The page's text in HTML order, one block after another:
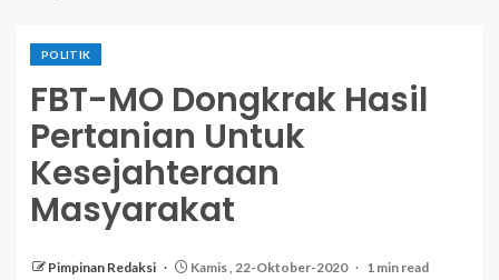
POLITIK
FBT-MO Dongkrak Hasil
Pertanian Untuk
Kesejahteraan
Masyarakat
Pimpinan Redaksi Kamis , 22-Oktober-2020 1 min read